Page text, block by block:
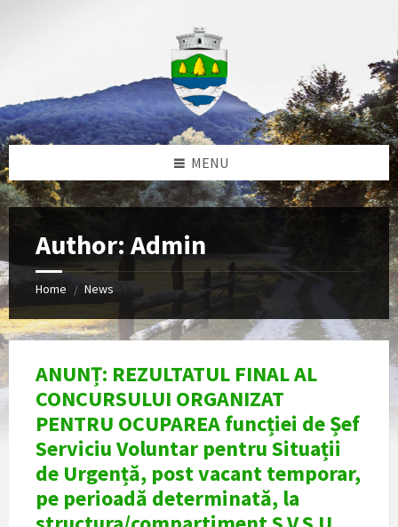
MENU
Author: Admin
Home / News
ANUNȚ: REZULTATUL FINAL AL
CONCURSULUI ORGANIZAT
PENTRU OCUPAREA funcției de Șef
Serviciu Voluntar pentru Situații
de Urgență, post vacant temporar,
pe perioadă determinată, la